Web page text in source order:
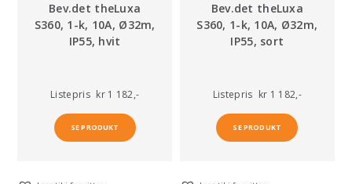
Bev.det theLuxa
S360, 1-k, 10A, Ø32m,
IP55, hvit
Listepris kr 1 182,-
SE PRODUKT
Bev.det theLuxa
S360, 1-k, 10A, Ø32m,
IP55, sort
Listepris kr 1 182,-
SE PRODUKT